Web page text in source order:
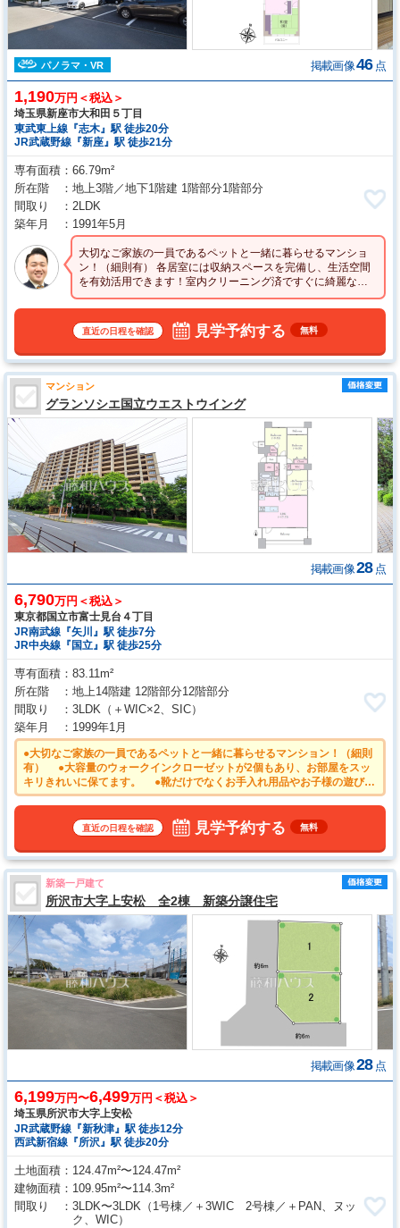
パノラマ・VR 掲載画像46 点
1,190万円＜税込＞
埼玉県新座市大和田５丁目
東武東上線『志木』駅 徒歩20分
JR武蔵野線『新座』駅 徒歩21分
専有面積
66.79m²
所在階
地上3階／地下1階建 1階部分1階部分
間取り
2LDK
築年月
1991年5月
大切なご家族の一員であるペットと一緒に暮らせるマンショ
ン！（細則有） 各居室には収納スペースを完備し、生活空間
を有効活用できます！室内クリーニング済ですぐに綺麗なお
部屋で暮らせます♪
直近の日程を確認 見学予約する 無料
マンション
グランソシエ国立ウエストウイング
掲載画像28 点
6,790万円＜税込＞
東京都国立市富士見台４丁目
JR南武線『矢川』駅 徒歩7分
JR中央線『国立』駅 徒歩25分
専有面積
83.11m²
所在階
地上14階建 12階部分12階部分
間取り
3LDK （＋WIC×2、SIC）
築年月
1999年1月
●大切なご家族の一員であるペットと一緒に暮らせるマンション！（細則
有） ●大容量のウォークインクローゼットが2個もあり、お部屋をスッ
キリきれいに保てます。 ●靴だけでなくお手入れ用品やお子様の遊び用
具も収納できる大容量のシューズボックスを設置。すっきりとした空間で
ユニットバス・洗面化粧台・トイレ・クロス・フローリング・建具など
直近の日程を確認 見学予約する 無料
新築一戸建て
所沢市大字上安松 全2棟 新築分譲住宅
掲載画像28 点
6,199万円〜6,499万円＜税込＞
埼玉県所沢市大字上安松
JR武蔵野線『新秋津』駅 徒歩12分
西武新宿線『所沢』駅 徒歩20分
土地面積
124.47m²〜124.47m²
建物面積
109.95m²〜114.3m²
間取り
3LDK〜3LDK （1号棟／＋3WIC 2号棟／＋PAN、ヌッ
ク、WIC）